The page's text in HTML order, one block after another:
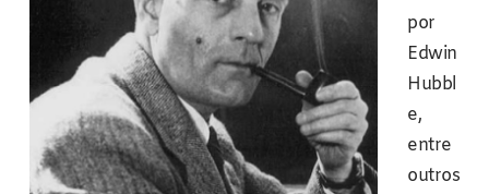
por
Edwin
Hubbl
e,
entre
outros